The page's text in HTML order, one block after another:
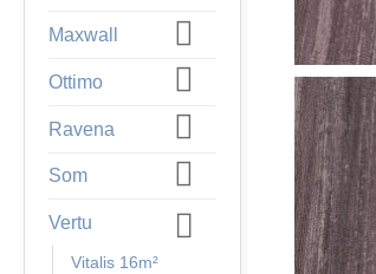
Maxwall
Ottimo
Ravena
Som
Vertu
Vitalis 16m²